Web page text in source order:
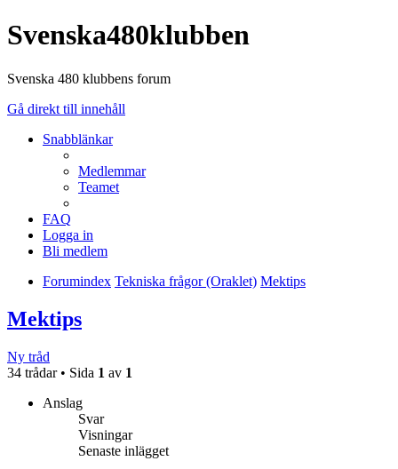
Svenska480klubben
Svenska 480 klubbens forum
Gå direkt till innehåll
Snabblänkar
Medlemmar
Teamet
FAQ
Logga in
Bli medlem
Forumindex Tekniska frågor (Oraklet) Mektips
Mektips
Ny tråd
34 trådar • Sida 1 av 1
Anslag
Svar
Visningar
Senaste inlägget